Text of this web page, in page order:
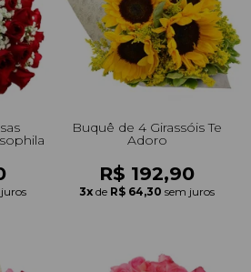
Flores
Família
Todos
Buquê de 4 Girassóis Te
Adoro
R$ 192,90
3x de R$ 64,30 sem juros